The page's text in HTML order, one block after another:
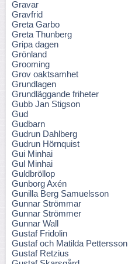
Gravar
Gravfrid
Greta Garbo
Greta Thunberg
Gripa dagen
Grönland
Grooming
Grov oaktsamhet
Grundlagen
Grundläggande friheter
Gubb Jan Stigson
Gud
Gudbarn
Gudrun Dahlberg
Gudrun Hörnquist
Gui Minhai
Gul Minhai
Guldbröllop
Gunborg Axén
Gunilla Berg Samuelsson
Gunnar Strömmar
Gunnar Strömmer
Gunnar Wall
Gustaf Fridolin
Gustaf och Matilda Pettersson
Gustaf Retzius